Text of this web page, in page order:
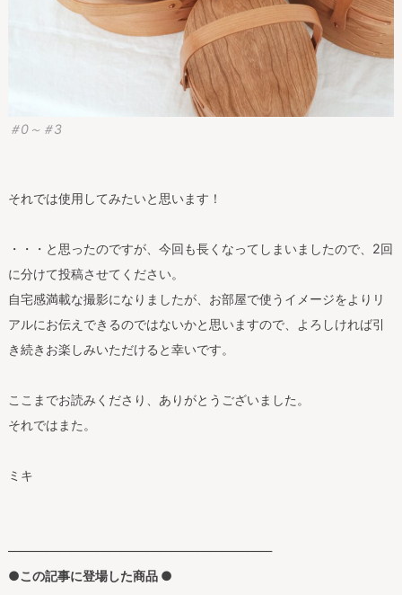
＃0～＃3
それでは使用してみたいと思います！
・・・と思ったのですが、今回も長くなってしまいましたので、2回
に分けて投稿させてください。
自宅感満載な撮影になりましたが、お部屋で使うイメージをよりリ
アルにお伝えできるのではないかと思いますので、よろしければ引
き続きお楽しみいただけると幸いです。
ここまでお読みくださり、ありがとうございました。
それではまた。
ミキ
—————————————————————
●この記事に登場した商品 ●